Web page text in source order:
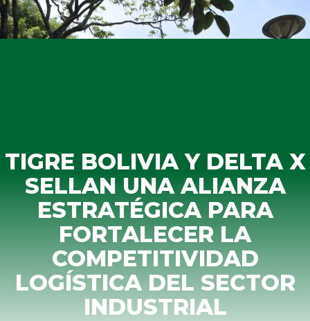
TIGRE BOLIVIA Y DELTA X
SELLAN UNA ALIANZA
ESTRATÉGICA PARA
FORTALECER LA
COMPETITIVIDAD
LOGÍSTICA DEL SECTOR
INDUSTRIAL